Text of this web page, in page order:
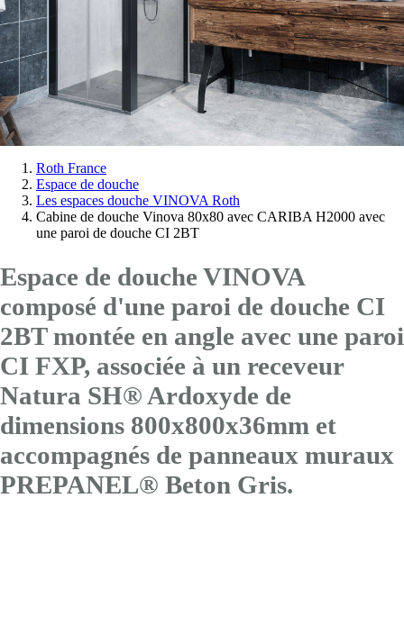
Vous
êtes
Roth France
Espace de douche
Les espaces douche VINOVA Roth
Cabine de douche Vinova 80x80 avec CARIBA H2000 avec
une paroi de douche CI 2BT
Espace de douche VINOVA
composé d'une paroi de douche CI
2BT montée en angle avec une paroi
CI FXP, associée à un receveur
Natura SH® Ardoxyde de
dimensions 800x800x36mm et
accompagnés de panneaux muraux
PREPANEL® Beton Gris.